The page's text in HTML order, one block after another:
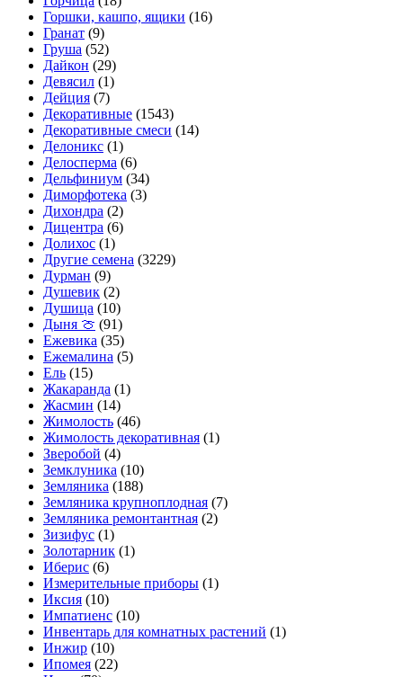
Горшки, кашпо, ящики (16)
Гранат (9)
Груша (52)
Дайкон (29)
Девясил (1)
Дейция (7)
Декоративные (1543)
Декоративные смеси (14)
Делоникс (1)
Делосперма (6)
Дельфиниум (34)
Диморфотека (3)
Дихондра (2)
Дицентра (6)
Долихос (1)
Другие семена (3229)
Дурман (9)
Душевик (2)
Душица (10)
Дыня 🍈 (91)
Ежевика (35)
Ежемалина (5)
Ель (15)
Жакаранда (1)
Жасмин (14)
Жимолость (46)
Жимолость декоративная (1)
Зверобой (4)
Земклуника (10)
Земляника (188)
Земляника крупноплодная (7)
Земляника ремонтантная (2)
Зизифус (1)
Золотарник (1)
Иберис (6)
Измерительные приборы (1)
Иксия (10)
Импатиенс (10)
Инвентарь для комнатных растений (1)
Инжир (10)
Ипомея (22)